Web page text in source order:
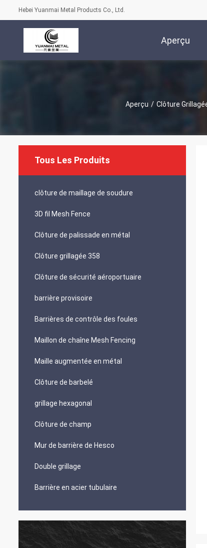
Hebei Yuanmai Metal Products Co., Ltd.
Aperçu
Aperçu / Clôture
Tous Les Produits
clôture de maillage de soudure
3D fil Mesh Fence
Clôture de palissade en métal
Clôture grillagée 358
Clôture de sécurité aéroportuaire
barrière provisoire
Barrières de contrôle des foules
Maillon de chaîne Mesh Fencing
Maille augmentée en métal
Clôture de barbelé
grillage hexagonal
Clôture de champ
Mur de barrière de Hesco
Double grillage
Barrière en acier tubulaire